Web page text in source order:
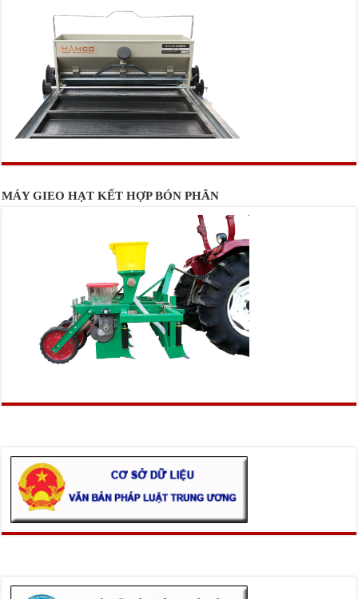
MÁY GIEO HẠT KẾT HỢP BÓN PHÂN